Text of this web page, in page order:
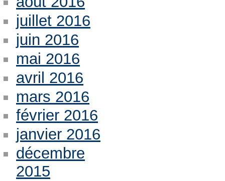
juillet 2016
juin 2016
mai 2016
avril 2016
mars 2016
février 2016
janvier 2016
décembre
2015